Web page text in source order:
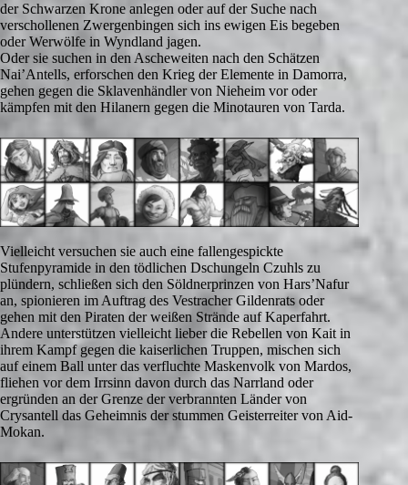
der Schwarzen Krone anlegen oder auf der Suche nach
verschollenen Zwergenbingen sich ins ewigen Eis begeben
oder Werwölfe in Wyndland jagen.
Oder sie suchen in den Ascheweiten nach den Schätzen
Nai’Antells, erforschen den Krieg der Elemente in Damorra,
gehen gegen die Sklavenhändler von Nieheim vor oder
kämpfen mit den Hilanern gegen die Minotauren von Tarda.
Vielleicht versuchen sie auch eine fallengespickte
Stufenpyramide in den tödlichen Dschungeln Czuhls zu
plündern, schließen sich den Söldnerprinzen von Hars’Nafur
an, spionieren im Auftrag des Vestracher Gildenrats oder
gehen mit den Piraten der weißen Strände auf Kaperfahrt.
Andere unterstützen vielleicht lieber die Rebellen von Kait in
ihrem Kampf gegen die kaiserlichen Truppen, mischen sich
auf einem Ball unter das verfluchte Maskenvolk von Mardos,
fliehen vor dem Irrsinn davon durch das Narrland oder
ergründen an der Grenze der verbrannten Länder von
Crysantell das Geheimnis der stummen Geisterreiter von Aid-
Mokan.